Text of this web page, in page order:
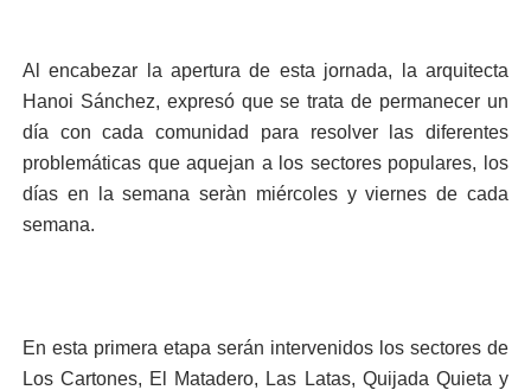
Al encabezar la apertura de esta jornada, la arquitecta
Hanoi Sánchez, expresó que se trata de permanecer un
día con cada comunidad para resolver las diferentes
problemáticas que aquejan a los sectores populares, los
días en la semana seràn miércoles y viernes de cada
semana.
En esta primera etapa serán intervenidos los sectores de
Los Cartones, El Matadero, Las Latas, Quijada Quieta y